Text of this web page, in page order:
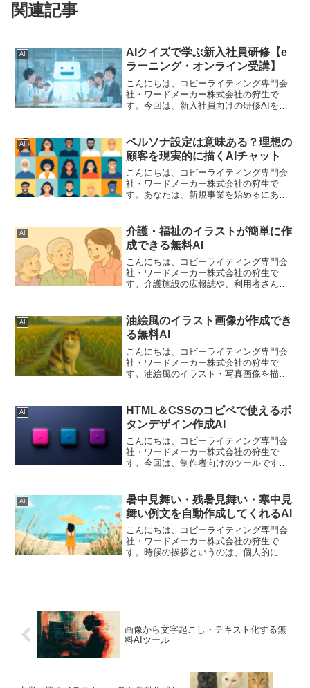
関連記事
AI
AIクイズで学ぶ新入社員研修【e
ラーニング・オンライン受講】
こんにちは、コピーライティング専門会
社・ワードメーカー株式会社の狩生で
す。今回は、新入社員向けの研修AIをつ
マを指定することができます。たとえ
ば、以下のようなテーマです...
AI
ペルソナ設定は意味ある？理想の
顧客を現実的に描くAIチャット
こんにちは、コピーライティング専門会
社・ワードメーカー株式会社の狩生で
す。あなたは、新規事業を始めるにあた
に描いたものです。「サービスを届けた
いのは、こういう人です」と...
AI
介護・福祉のイラストが簡単に作
成できる無料AI
こんにちは、コピーライティング専門会
社・ワードメーカー株式会社の狩生で
す。介護施設の広報誌や、利用者さんへ
か。「いつも同じような無料イラストば
かり使ってしまう」「イメージ...
AI
油絵風のイラスト画像が作成でき
る無料AI
こんにちは、コピーライティング専門会
社・ワードメーカー株式会社の狩生で
す。油絵風のイラスト・写真画像を描く
像をアップしてつくることもできます。
いつものように、うちの3...
AI
HTML＆CSSのコピペで使えるボ
タンデザイン作成AI
こんにちは、コピーライティング専門会
社・ワードメーカー株式会社の狩生で
す。今回は、制作者向けのツールです。
「ボタン」のデザインです。たとえば、
このAIを使って以下の...
AI
暑中見舞い・残暑見舞い・寒中見
舞い例文を自動作成してくれるAI
こんにちは、コピーライティング専門会
社・ワードメーカー株式会社の狩生で
す。時候の挨拶というのは、個人的には
画像から文字起こし・テキスト化する無
料AIツール